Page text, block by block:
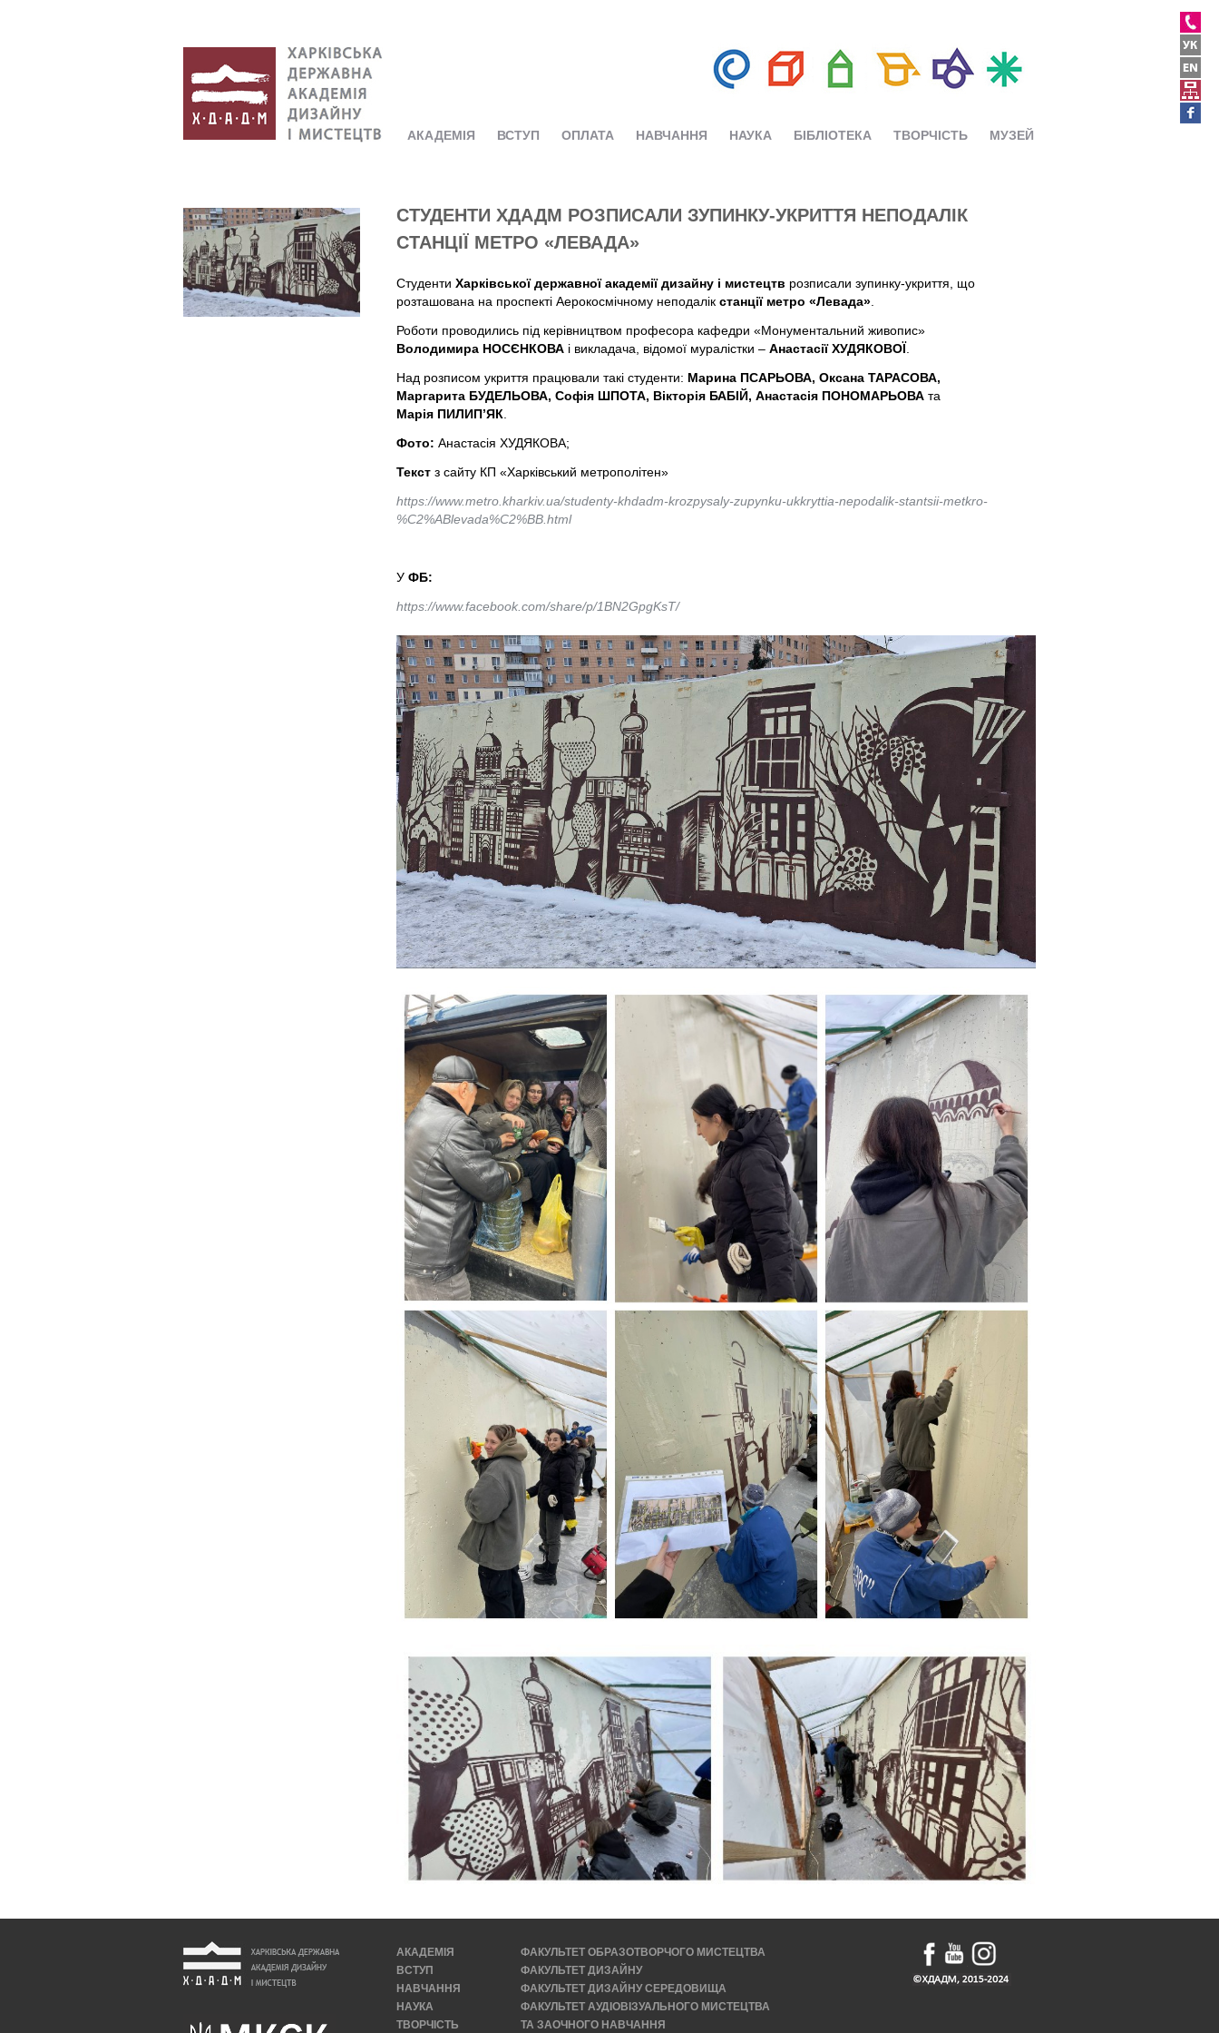
АКАДЕМІЯ ВСТУП ОПЛАТА НАВЧАННЯ НАУКА БІБЛІОТЕКА ТВОРЧІСТЬ МУЗЕЙ
СТУДЕНТИ ХДАДМ РОЗПИСАЛИ ЗУПИНКУ-УКРИТТЯ НЕПОДАЛІК
СТАНЦІЇ МЕТРО «ЛЕВАДА»
Студенти Харківської державної академії дизайну і мистецтв розписали зупинку-укриття, що
розташована на проспекті Аерокосмічному неподалік станції метро «Левада»
Роботи проводились під керівництвом професора кафедри «Монументальний живопис»
Володимира НОСЄНКОВА і викладача, відомої муралістки – Анастасії ХУДЯКОВОЇ
Над розписом укриття працювали такі студенти: Марина ПСАРЬОВА, Оксана ТАРАСОВА,
Маргарита БУДЕЛЬОВА, Софія ШПОТА, Вікторія БАБІЙ, Анастасія ПОНОМАРЬОВА та
Марія ПИЛИП’ЯК
Фото: Анастасія ХУДЯКОВА;
Текст з сайту КП «Харківський метрополітен»
https://www.metro.kharkiv.ua/studenty-khdadm-krozpysaly-zupynku-ukkryttia-nepodalik-stantsii-metkro-
%C2%ABlevada%C2%BB.html
У ФБ:
https://www.facebook.com/share/p/1BN2GpgKsT/
АКАДЕМІЯ
ВСТУП
НАВЧАННЯ
НАУКА
ТВОРЧІСТЬ
ФАКУЛЬТЕТ ОБРАЗОТВОРЧОГО МИСТЕЦТВА
ФАКУЛЬТЕТ ДИЗАЙНУ
ФАКУЛЬТЕТ ДИЗАЙНУ СЕРЕДОВИЩА
ФАКУЛЬТЕТ АУДІОВІЗУАЛЬНОГО МИСТЕЦТВА
ТА ЗАОЧНОГО НАВЧАННЯ